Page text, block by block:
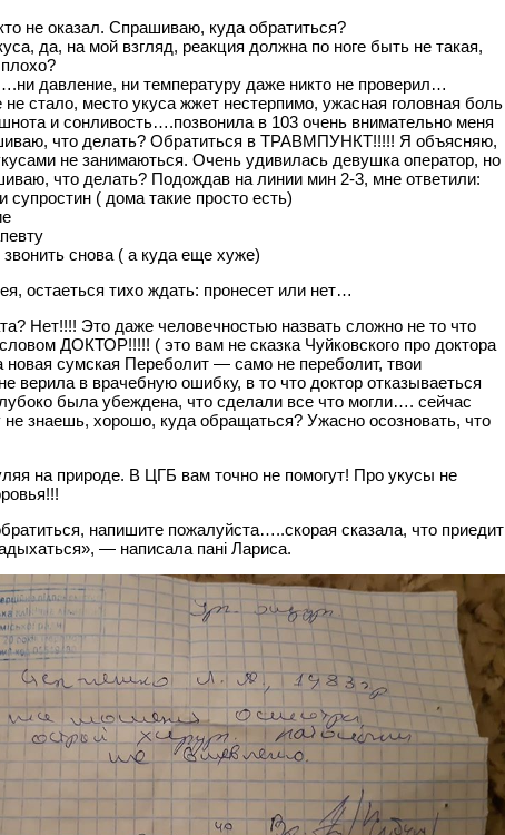
не оказал. Спрашиваю, куда обратиться?
да, на мой взгляд, реакция должна по ноге быть не такая,
давление, ни температуру даже никто не проверил…
стало, место укуса жжет нестерпимо, ужасная головная боль
и сонливость….позвонила в 103 очень внимательно меня
что делать? Обратиться в ТРАВМПУНКТ!!!!! Я объясняю,
не занимаються. Очень удивилась девушка оператор, но
что делать? Подождав на линии мин 2-3, мне ответили:
( дома такие просто есть)
снова ( а куда еще хуже)
остаеться тихо ждать: пронесет или нет…
Нет!!!! Это даже человечностью назвать сложно не то что
ДОКТОР!!!!! ( это вам не сказка Чуйковского про доктора
новая сумская Переболит — само не переболит, твои
верила в врачебную ошибку, в то что доктор отказываеться
была убеждена, что сделали все что могли…. сейчас
знаешь, хорошо, куда обращаться? Ужасно осозновать, что
на природе. В ЦГБ вам точно не помогут! Про укусы не
напишите пожалуйста…..скорая сказала, что приедит
— написала пані Лариса.